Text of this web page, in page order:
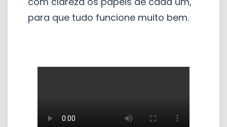
para que tudo funcione muito bem.